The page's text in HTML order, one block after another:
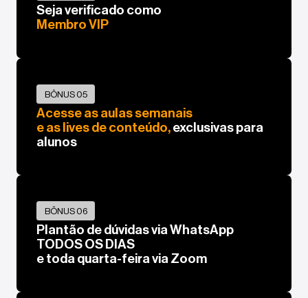
Seja verificado como
Membro VIP
BÔNUS 05
Acesse as aulas semanais
e as lives de conteúdo,exclusivas para
alunos
BÔNUS 06
Plantão de dúvidas via WhatsApp
TODOS OS DIAS
e toda quarta-feira via Zoom